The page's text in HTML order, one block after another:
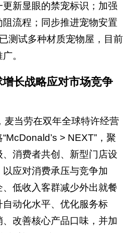
新显眼的禁宠标识；加强
流程；同步推进宠物安置
测试多种材质宠物屋，目前
。
长战略应对市场竞争
麦当劳在双年全球特许经营
> NEXT”，聚
消费者共创、新型门店设
应对消费承压与竞争加
低收入客群减少外出就餐
动化水平、优化服务标
改善核心产品口味，并加